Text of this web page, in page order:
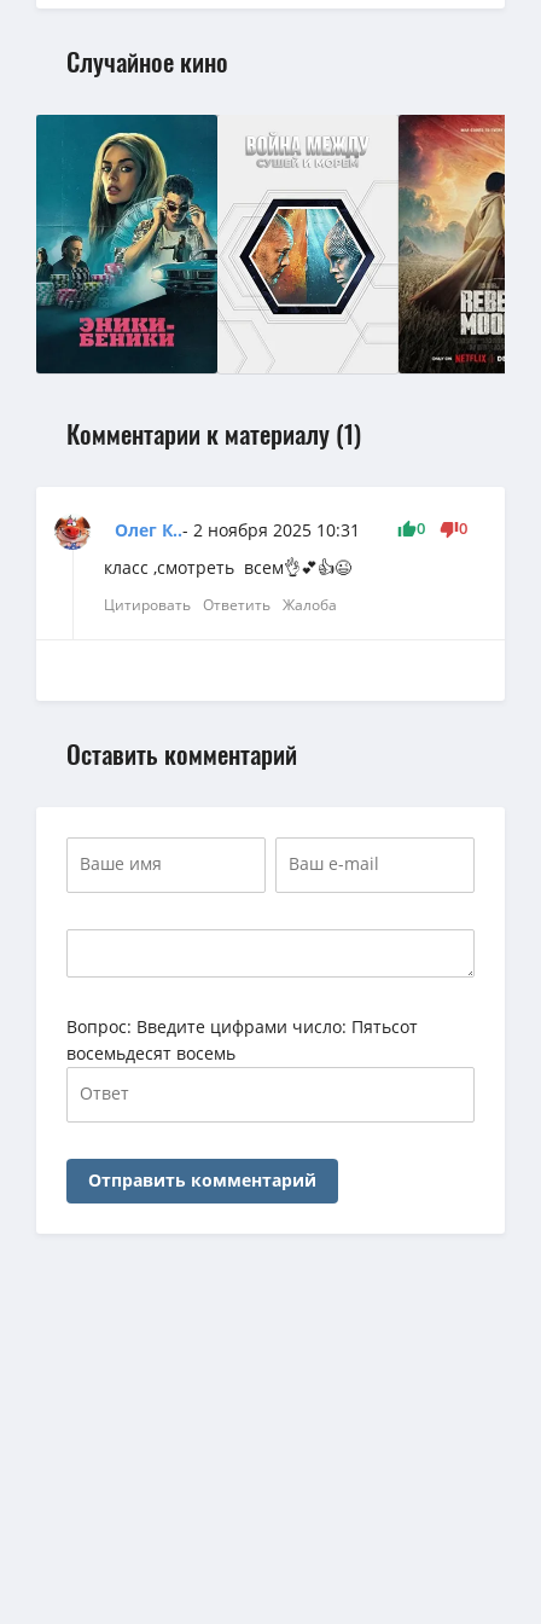
Случайное кино
Комментарии к материалу (1)
Олег К..- 2 ноября 2025 10:31 0 0
класс ,смотреть всем👌💕👍😉
Цитировать Ответить Жалоба
Оставить комментарий
Вопрос: Введите цифрами число: Пятьсот
восемьдесят восемь
Отправить комментарий